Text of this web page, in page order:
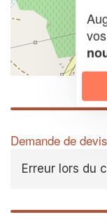
Demande de
Erreur lors du
vos